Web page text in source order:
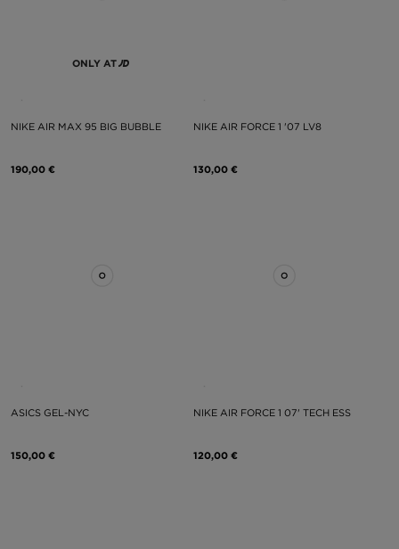
ONLY AT
NIKE AIR MAX 95 BIG BUBBLE
190,00 €
NIKE AIR FORCE 1 '07 LV8
130,00 €
ASICS GEL-NYC
150,00 €
NIKE AIR FORCE 1 07' TECH ESS
120,00 €